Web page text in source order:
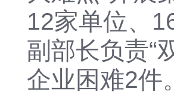
12家单位、
副部长负责“
企业困难2件